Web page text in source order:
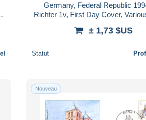
Germany, Federal Republic
Richter 1v, First Day Cover,
± 1,73 $US
Statut
Nouveau